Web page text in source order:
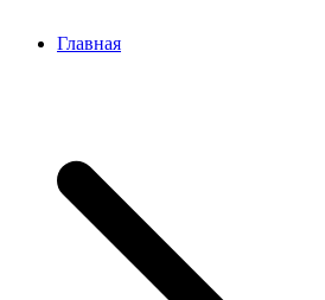
Главная